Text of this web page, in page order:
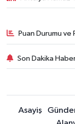
Puan Durumu ve
Son Dakika
Asayiş